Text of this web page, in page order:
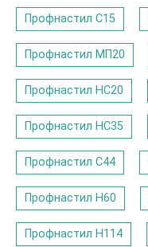
Профнастил С15
Профнастил МП20
Профнастил НС20
Профнастил НС35
Профнастил С44
Профнастил Н60
Профнастил Н114